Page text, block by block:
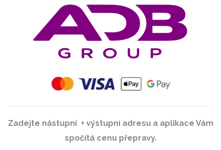
Zadejte nástupní + výstupní adresu a aplikace Vám
spočítá cenu přepravy.